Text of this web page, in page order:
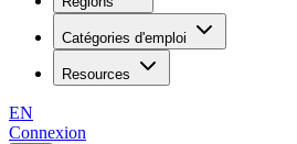
Catégories d'emploi
Resources
EN
Connexion